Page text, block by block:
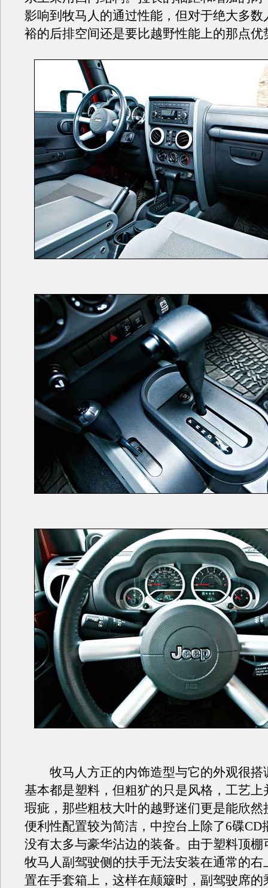
影响到牧马人的通过性能，但对于绝大多数
裕的后排空间还是要比越野性能上的那点优
牧马人方正的内饰造型与它的外观很搭
基本都是塑料，但粗犷的只是风格，工艺上
瑕疵，那些粗枝大叶的越野迷们更是能欣然
便利性配置较为简洁，中控台上除了6碟CD
没有太多与豪华沾边的装备。由于塑料顶棚
牧马人副驾驶侧的扶手无法安装在通常的右
置在手套箱上，这样在颠簸时，副驾驶席的